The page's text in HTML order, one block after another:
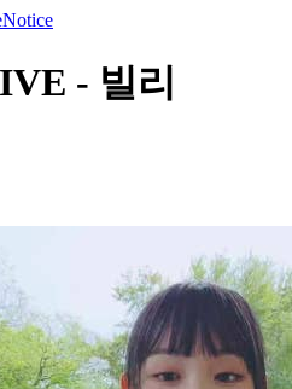
Notice
- 빌리